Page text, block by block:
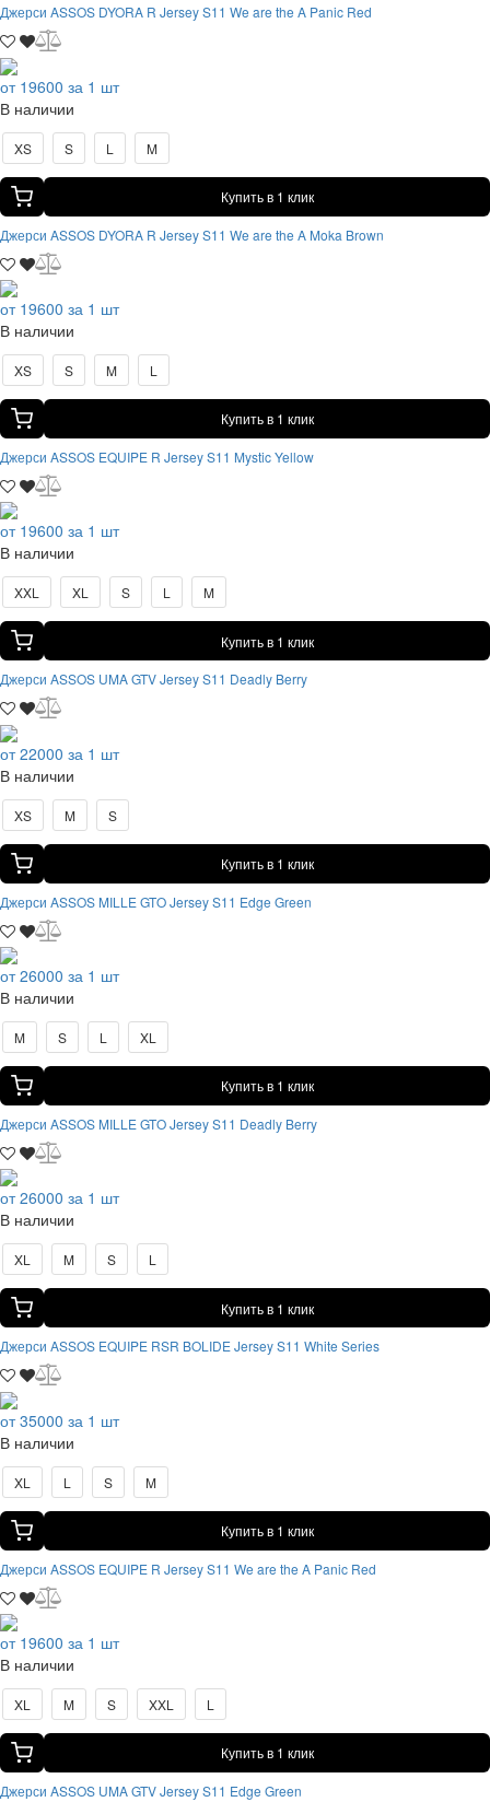
Джерси ASSOS DYORA R Jersey S11 We are the A Panic Red
от 19600 за 1 шт
В наличии
XS S L M
Купить в 1 клик
Джерси ASSOS DYORA R Jersey S11 We are the A Moka Brown
от 19600 за 1 шт
В наличии
XS S M L
Купить в 1 клик
Джерси ASSOS EQUIPE R Jersey S11 Mystic Yellow
от 19600 за 1 шт
В наличии
XXL XL S L M
Купить в 1 клик
Джерси ASSOS UMA GTV Jersey S11 Deadly Berry
от 22000 за 1 шт
В наличии
XS M S
Купить в 1 клик
Джерси ASSOS MILLE GTO Jersey S11 Edge Green
от 26000 за 1 шт
В наличии
M S L XL
Купить в 1 клик
Джерси ASSOS MILLE GTO Jersey S11 Deadly Berry
от 26000 за 1 шт
В наличии
XL M S L
Купить в 1 клик
Джерси ASSOS EQUIPE RSR BOLIDE Jersey S11 White Series
от 35000 за 1 шт
В наличии
XL L S M
Купить в 1 клик
Джерси ASSOS EQUIPE R Jersey S11 We are the A Panic Red
от 19600 за 1 шт
В наличии
XL M S XXL L
Купить в 1 клик
Джерси ASSOS UMA GTV Jersey S11 Edge Green